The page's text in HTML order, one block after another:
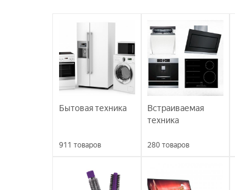
Бытовая техника
911 товаров
Встраиваемая
техника
280 товаров